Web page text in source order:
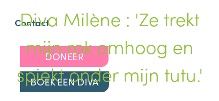
Contact
DONEER
BOEK EEN DIVA
Diva Milène : 'Ze trekt
mijn rok omhoog en
spiekt onder mijn tutu.'